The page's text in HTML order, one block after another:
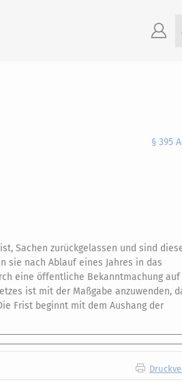
§ 395
Sachen zurückgelassen und sind
sie nach Ablauf eines Jahres in das
eine öffentliche Bekanntmachung auf
ist mit der Maßgabe anzuwenden,
Frist beginnt mit dem Aushang der